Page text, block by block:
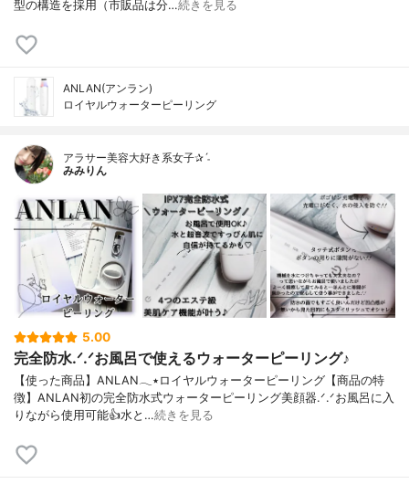
型の構造を採用（市販品は分…続きを見る
ANLAN(アンラン)
ロイヤルウォーターピーリング
アラサー美容大好き系女子✰ˊ˗
みみりん
5.00
完全防水.ᐟ.ᐟお風呂で使えるウォーターピーリング♪
【使った商品】ANLAN𓂃٭ロイヤルウォーターピーリング【商品の特
徴】ANLAN初の完全防水式ウォーターピーリング美顔器.ᐟ.ᐟお風呂に入
りながら使用可能👍水と…続きを見る